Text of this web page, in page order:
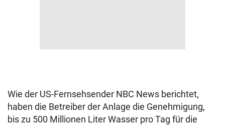
Wie der US-Fernsehsender NBC News berichtet,
haben die Betreiber der Anlage die Genehmigung,
bis zu 500 Millionen Liter Wasser pro Tag für die